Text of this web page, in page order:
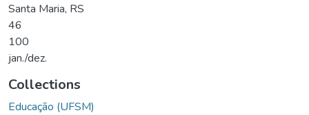
Santa Maria, RS
46
100
jan./dez.
Collections
Educação (UFSM)